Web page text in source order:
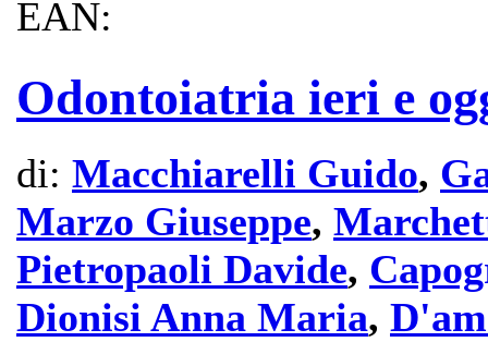
EAN:
Odontoiatria ieri e
di: Macchiarelli Guido,
Marzo Giuseppe,
Pietropaoli Davide,
Dionisi Anna Maria,